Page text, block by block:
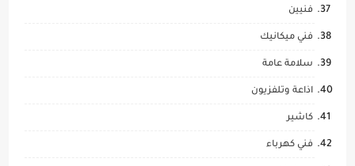
فنيين
فني ميكانيك
سلامة عامة
اذاعة وتلفزيون
كاشير
فني كهرباء